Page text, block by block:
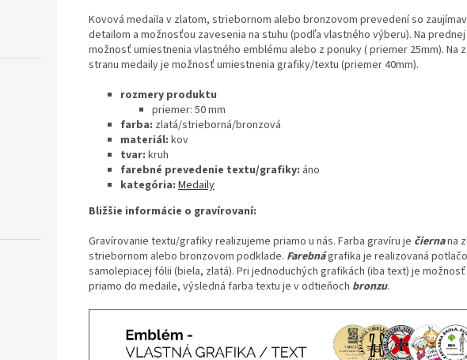
Kovová medaila v zlatom, striebornom alebo bronzovom prevedení so
detailom a možnosťou zavesenia na stuhu (podľa vlastného výberu). Na
možnosť umiestnenia vlastného emblému alebo z ponuky ( priemer 25mm). Na
stranu medaily je možnosť umiestnenia grafiky/textu (priemer 40mm).
rozmery produktu
priemer: 50 mm
farba: zlatá/strieborná/bronzová
materiál: kov
tvar: kruh
farebné prevedenie textu/grafiky: áno
kategória: Medaily
Bližšie informácie o gravírovaní:
Gravírovanie textu/grafiky realizujeme priamo u nás. Farba gravíru je čiernana
striebornom alebo bronzovom podklade. Farebnágrafika je realizovaná
samolepiacej fólii (biela, zlatá). Pri jednoduchých grafikách (iba text) je
priamo do medaile, výsledná farba textu je v odtieňoch bronzu.